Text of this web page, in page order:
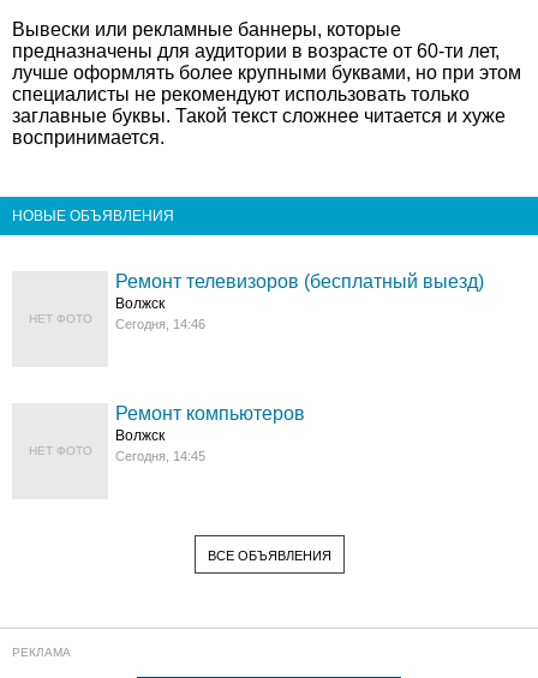
Вывески или рекламные баннеры, которые
предназначены для аудитории в возрасте от 60-ти лет,
лучше оформлять более крупными буквами, но при этом
специалисты не рекомендуют использовать только
заглавные буквы. Такой текст сложнее читается и хуже
воспринимается.
НОВЫЕ ОБЪЯВЛЕНИЯ
НЕТ ФОТО
Ремонт телевизоров (бесплатный выезд)
Волжск
Сегодня, 14:46
НЕТ ФОТО
Ремонт компьютеров
Волжск
Сегодня, 14:45
ВСЕ ОБЪЯВЛЕНИЯ